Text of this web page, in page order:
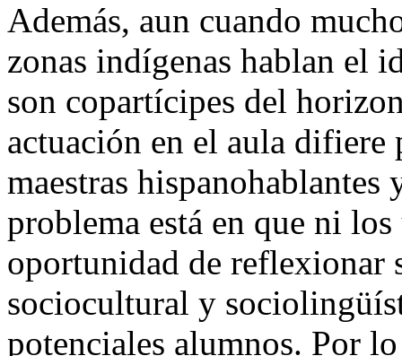
Además, aun cuando
zonas indígenas hablan el
son copartícipes del
actuación en el aula difiere
maestras
problema está en que ni
oportunidad de reflexionar
sociocultural y
potenciales alumnos. Por